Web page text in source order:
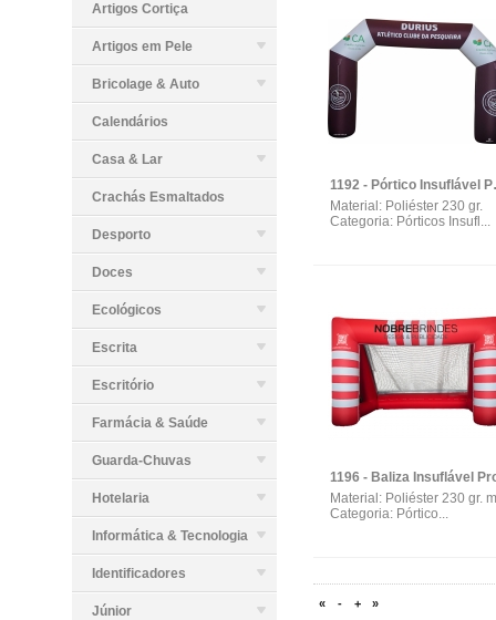
Artigos Cortiça
Artigos em Pele
Bricolage & Auto
Calendários
Casa & Lar
Crachás Esmaltados
Desporto
Doces
Ecológicos
Escrita
Escritório
Farmácia & Saúde
Guarda-Chuvas
Hotelaria
Informática & Tecnologia
Identificadores
Júnior
1192 -
Material: Poliéster 230 gr.
Categoria: Pórticos Insufl...
Material: Poliéster 230 gr.
Categoria: Pórtico...
« - + »